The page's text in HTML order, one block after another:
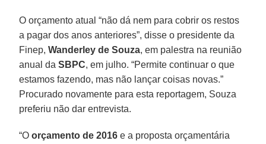
O orçamento atual “não dá nem para cobrir os restos
a pagar dos anos anteriores”, disse o presidente da
Finep,Wanderley de Souza, em palestra na reunião
anual daSBPC, em julho. “Permite continuar o que
estamos fazendo, mas não lançar coisas novas.”
Procurado novamente para esta reportagem, Souza
preferiu não dar entrevista.
“O orçamento de 2016 e a proposta orçamentária